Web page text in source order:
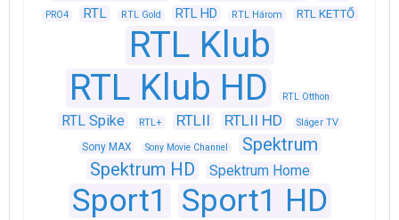
PRO4 RTL RTL Gold RTL HD RTL Három RTL KETTŐ
RTL Klub
RTL Klub HD
RTL Otthon
RTL Spike RTL+ RTLII RTLII HD Sláger TV
Sony MAX Sony Movie Channel
Spektrum
Spektrum HD
Spektrum Home
Sport1 Sport1 HD